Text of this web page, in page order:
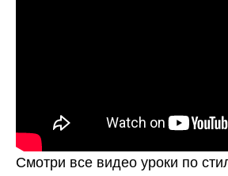
Смотри все видео уроки по